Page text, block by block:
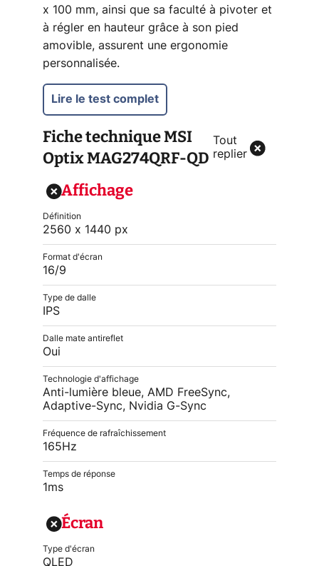
x 100 mm, ainsi que sa faculté à pivoter et
à régler en hauteur grâce à son pied
amovible, assurent une ergonomie
personnalisée.
Lire le test complet
Fiche techniqueMSI
Optix MAG274QRF-QD
Tout
replier
Affichage
Définition
2560 x 1440 px
Format d'écran
16/9
Type de dalle
IPS
Dalle mate antireflet
Oui
Technologie d'affichage
Anti-lumière bleue, AMD FreeSync,
Adaptive-Sync, Nvidia G-Sync
Fréquence de rafraîchissement
165Hz
Temps de réponse
1ms
Écran
Type d'écran
QLED